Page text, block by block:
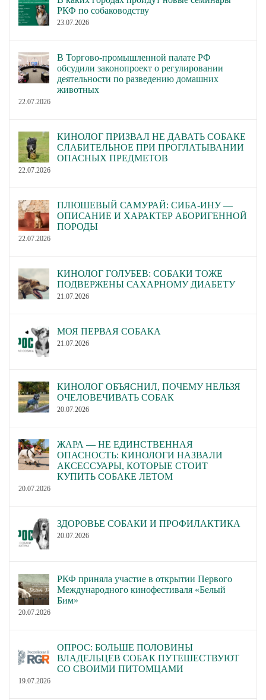
РКФ по собаководству
23.07.2026
В Торгово-промышленной палате РФ
обсудили законопроект о регулировании
деятельности по разведению домашних
животных
22.07.2026
КИНОЛОГ ПРИЗВАЛ НЕ ДАВАТЬ СОБАКЕ
СЛАБИТЕЛЬНОЕ ПРИ ПРОГЛАТЫВАНИИ
ОПАСНЫХ ПРЕДМЕТОВ
22.07.2026
ПЛЮШЕВЫЙ САМУРАЙ: СИБА-ИНУ —
ОПИСАНИЕ И ХАРАКТЕР АБОРИГЕННОЙ
ПОРОДЫ
22.07.2026
КИНОЛОГ ГОЛУБЕВ: СОБАКИ ТОЖЕ
ПОДВЕРЖЕНЫ САХАРНОМУ ДИАБЕТУ
21.07.2026
МОЯ ПЕРВАЯ СОБАКА
21.07.2026
КИНОЛОГ ОБЪЯСНИЛ, ПОЧЕМУ НЕЛЬЗЯ
ОЧЕЛОВЕЧИВАТЬ СОБАК
20.07.2026
ЖАРА — НЕ ЕДИНСТВЕННАЯ
ОПАСНОСТЬ: КИНОЛОГИ НАЗВАЛИ
АКСЕССУАРЫ, КОТОРЫЕ СТОИТ
КУПИТЬ СОБАКЕ ЛЕТОМ
20.07.2026
ЗДОРОВЬЕ СОБАКИ И ПРОФИЛАКТИКА
20.07.2026
РКФ приняла участие в открытии Первого
Международного кинофестиваля «Белый
Бим»
20.07.2026
ОПРОС: БОЛЬШЕ ПОЛОВИНЫ
ВЛАДЕЛЬЦЕВ СОБАК ПУТЕШЕСТВУЮТ
СО СВОИМИ ПИТОМЦАМИ
19.07.2026